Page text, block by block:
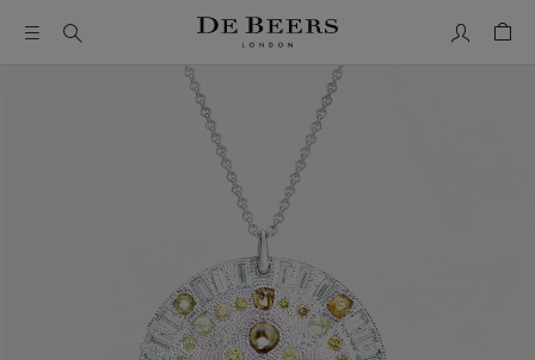
這是一個帶有一張大圖像和下面的縮圖軌道的輪播。使用